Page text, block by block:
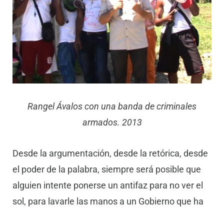
Rangel Ávalos con una banda de criminales
armados. 2013
Desde la argumentación, desde la retórica, desde
el poder de la palabra, siempre será posible que
alguien intente ponerse un antifaz para no ver el
sol, para lavarle las manos a un Gobierno que ha